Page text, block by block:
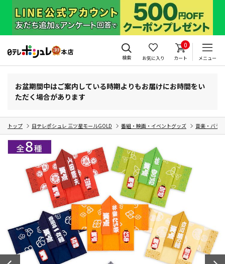
検索 お気に入り
0
カート メニュー
お盆期間中はご案内している時期よりもお届けにお時間をい
ただく場合があります
トップ 日テレポシュレ 三ツ星モールGOLD 番組・映画・イベントグッズ 音楽・バラ